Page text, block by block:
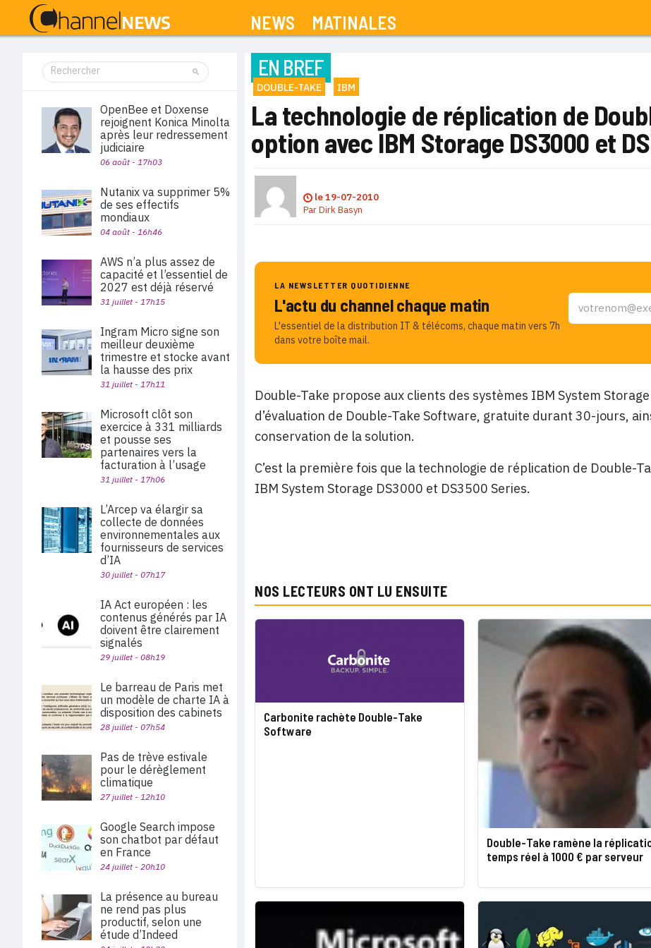
NEWS MATINALES
EN BREF
DOUBLE-TAKE IBM
La technologie de réplication de
option avec IBM Storage DS3000 et
le19-07-2010
ParDirk Basyn
LA NEWSLETTER QUOTIDIENNE
L'actu du channel chaque matin
L'essentiel de la distribution IT & télécoms, chaque matin vers 7h
dans votre boîte mail.
Double-Take propose aux clients des systèmes IBM System
d’évaluation de Double-Take Software, gratuite durant 30-jours,
conservation de la solution.
C’est la première fois que la technologie de réplication de Double-
IBM System Storage DS3000 et DS3500 Series.
NOS LECTEURS ONT LU ENSUITE
Carbonite rachète Double-Take
Software
Double-Take ramène la
temps réel à 1000 € par serveur
OpenBee et Doxense
rejoignent Konica Minolta
après leur redressement
judiciaire
06 août - 17h03
Nutanix va supprimer 5%
de ses effectifs
mondiaux
04 août - 16h46
AWS n’a plus assez de
capacité et l’essentiel de
2027 est déjà réservé
31 juillet - 17h15
Ingram Micro signe son
meilleur deuxième
trimestre et stocke avant
la hausse des prix
31 juillet - 17h11
Microsoft clôt son
exercice à 331 milliards
et pousse ses
partenaires vers la
facturation à l’usage
31 juillet - 17h06
L’Arcep va élargir sa
collecte de données
environnementales aux
fournisseurs de services
d’IA
30 juillet - 07h17
IA Act européen : les
contenus générés par IA
doivent être clairement
signalés
29 juillet - 08h19
Le barreau de Paris met
un modèle de charte IA à
disposition des cabinets
28 juillet - 07h54
Pas de trève estivale
pour le dérèglement
climatique
27 juillet - 12h10
Google Search impose
son chatbot par défaut
en France
24 juillet - 20h10
La présence au bureau
ne rend pas plus
productif, selon une
étude d’Indeed